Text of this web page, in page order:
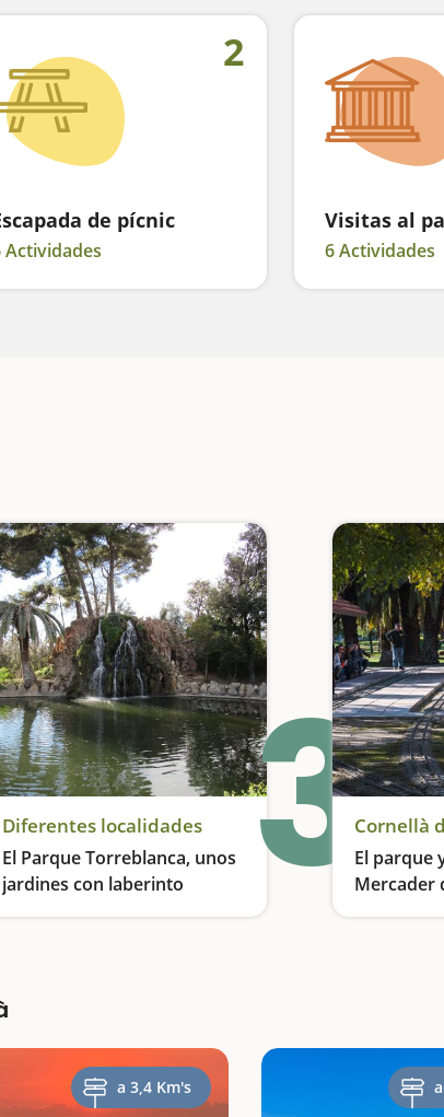
2
de pícnic
Actividades
Visitas al
6 Actividades
Diferentes localidades
El Parque Torreblanca, unos
jardines con laberinto
Jardines laberínticos 3Cornellà
El parque
Mercader
En
a 3,4 Km's